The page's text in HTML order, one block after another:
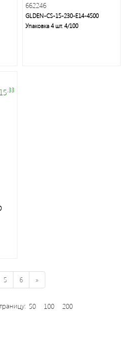
662246
GLDEN-CS-15-230-E14-4500
Упаковка 4 шт. 4/100
.33
5 6 »
50 100 200